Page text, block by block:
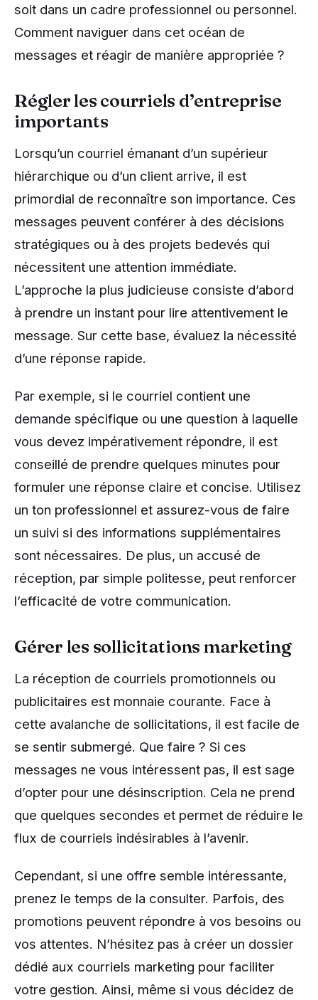
soit dans un cadre professionnel ou personnel.
Comment naviguer dans cet océan de
messages et réagir de manière appropriée ?
Régler les courriels d’entreprise
importants
Lorsqu’un courriel émanant d’un supérieur
hiérarchique ou d’un client arrive, il est
primordial de reconnaître son importance. Ces
messages peuvent conférer à des décisions
stratégiques ou à des projets bedevés qui
nécessitent une attention immédiate.
L’approche la plus judicieuse consiste d’abord
à prendre un instant pour lire attentivement le
message. Sur cette base, évaluez la nécessité
d’une réponse rapide.
Par exemple, si le courriel contient une
demande spécifique ou une question à laquelle
vous devez impérativement répondre, il est
conseillé de prendre quelques minutes pour
formuler une réponse claire et concise. Utilisez
un ton professionnel et assurez-vous de faire
un suivi si des informations supplémentaires
sont nécessaires. De plus, un accusé de
réception, par simple politesse, peut renforcer
l’efficacité de votre communication.
Gérer les sollicitations marketing
La réception de courriels promotionnels ou
publicitaires est monnaie courante. Face à
cette avalanche de sollicitations, il est facile de
se sentir submergé. Que faire ? Si ces
messages ne vous intéressent pas, il est sage
d’opter pour une désinscription. Cela ne prend
que quelques secondes et permet de réduire le
flux de courriels indésirables à l’avenir.
Cependant, si une offre semble intéressante,
prenez le temps de la consulter. Parfois, des
promotions peuvent répondre à vos besoins ou
vos attentes. N’hésitez pas à créer un dossier
dédié aux courriels marketing pour faciliter
votre gestion. Ainsi, même si vous décidez de